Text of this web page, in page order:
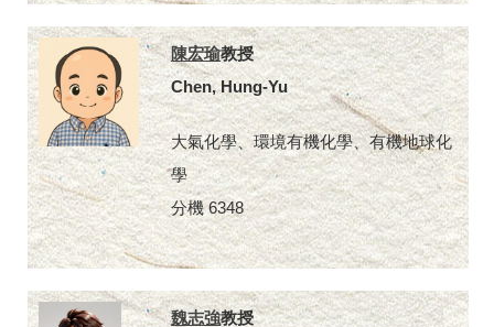
陳宏瑜教授
Chen, Hung-Yu
大氣化學、環境有機化學、有機地球化
學
分機 6348
魏志強教授